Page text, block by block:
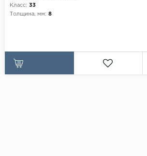
Класс: 33
Толщина, мм: 8